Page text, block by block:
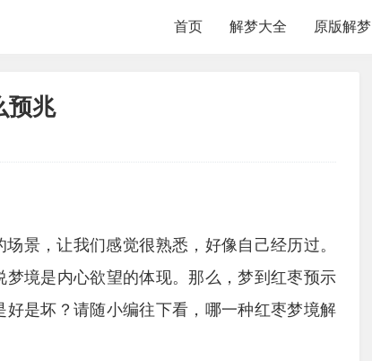
首页 解梦大全 原版解梦
预兆
景，让我们感觉很熟悉，好像自己经历过。
境是内心欲望的体现。那么，梦到红枣预示
是坏？请随小编往下看，哪一种红枣梦境解